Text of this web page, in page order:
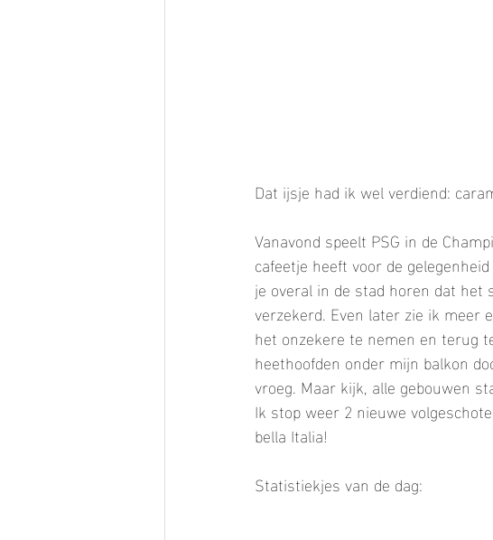
Dat ijsje had ik wel verdiend:
Vanavond speelt PSG in de
cafeetje heeft voor de
je overal in de stad horen dat het
verzekerd. Even later zie ik
het onzekere te nemen en terug
heethoofden onder mijn balkon
vroeg. Maar kijk, alle gebouwen
Ik stop weer 2 nieuwe
bella Italia!
Statistiekjes van de dag: